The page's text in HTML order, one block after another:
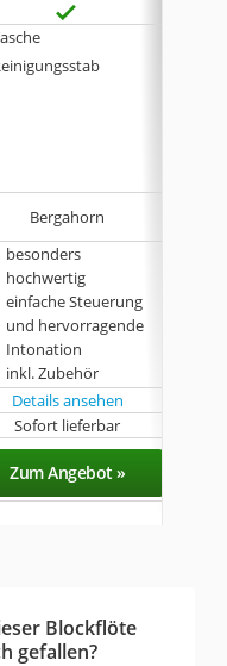
Bergahorn
besonders
hochwertig
einfache Steuerung
und hervorragende
Intonation
inkl. Zubehör
Details ansehen
Sofort lieferbar
Zum Angebot »
Blockflöte
gefallen?